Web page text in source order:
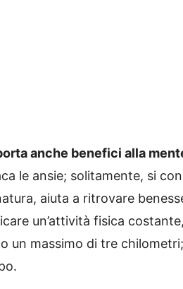
anche benefici alla
le ansie; solitamente, si
aiuta a ritrovare
un’attività fisica
un massimo di tre